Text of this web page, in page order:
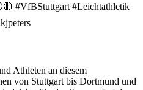
#VfBStuttgart #Leichtathletik